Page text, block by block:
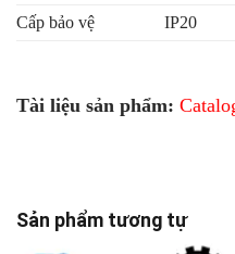
Cấp bảo vệ
IP20
Tài liệu sản phẩm:
Sản phẩm tương tự